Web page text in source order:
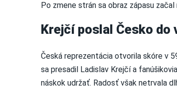
Po zmene strán sa obraz zápasu
Krejčí poslal Česko do
Česká reprezentácia otvorila skóre v
sa presadil Ladislav Krejčí a
náskok udržať. Radosť však netrvala